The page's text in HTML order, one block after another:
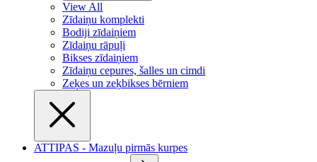
View All
Zīdaiņu komplekti
Bodiji zīdaiņiem
Zīdaiņu rāpuļi
Bikses zīdaiņiem
Zīdaiņu cepures, šalles un cimdi
Zeķes un zeķbikses bērniem
ATTIPAS - Mazuļu pirmās kurpes